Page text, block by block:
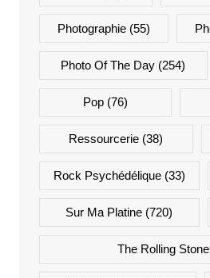
Photographie(55)
Photo Of The Day (254)
Pop(76)
Ressourcerie (38)
Rock Psychédélique(33)
Sur Ma Platine (720)
The Rolling